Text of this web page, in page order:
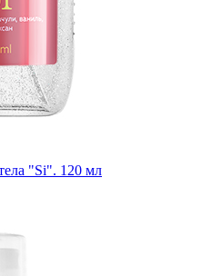
"Si". 120 мл